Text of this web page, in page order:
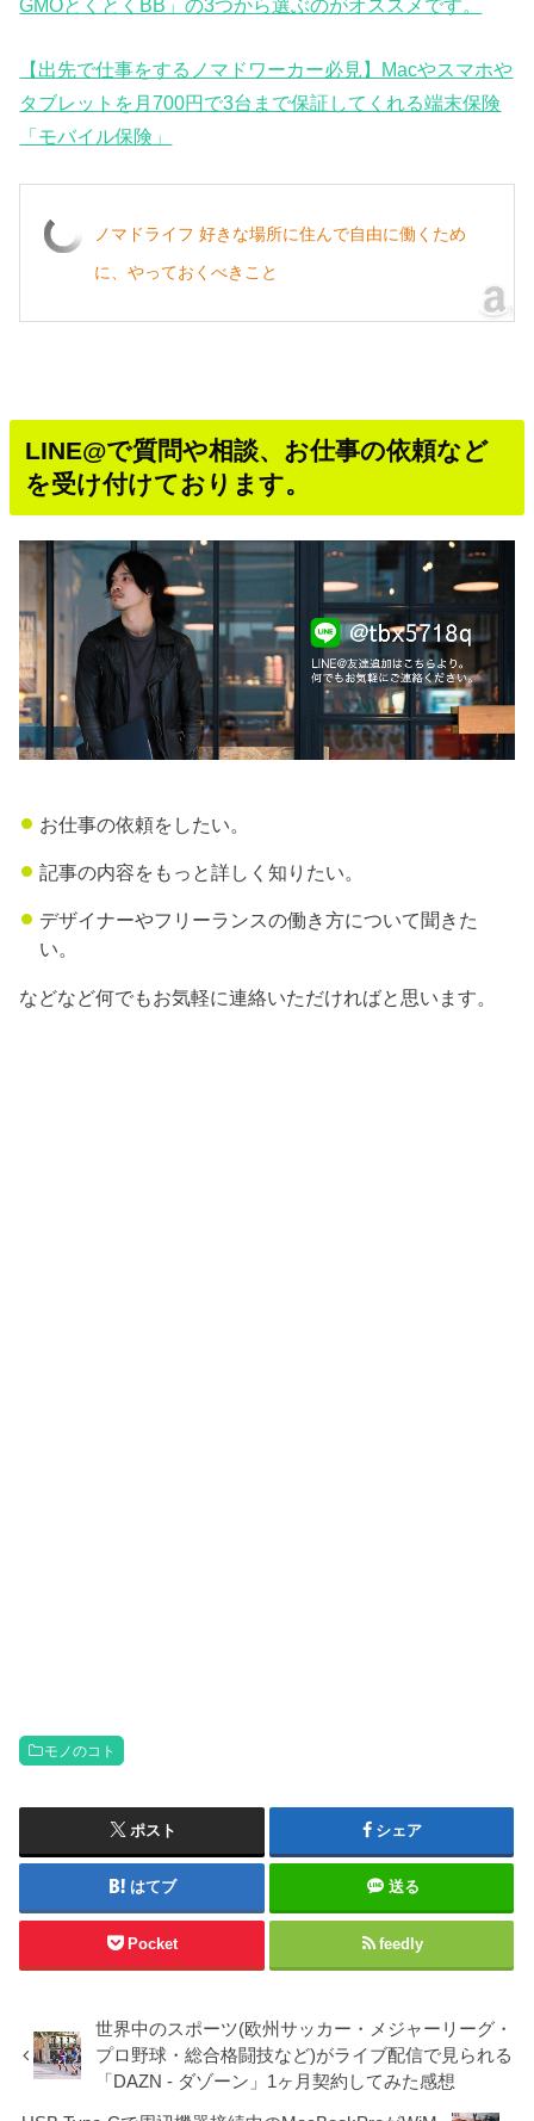
GMOとくとくBB」の3つから選ぶのがオススメです。
【出先で仕事をするノマドワーカー必見】Macやスマホや
タブレットを月700円で3台まで保証してくれる端末保険
「モバイル保険」
ノマドライフ 好きな場所に住んで自由に働くため
に、やっておくべきこと
LINE@で質問や相談、お仕事の依頼など
を受け付けております。
お仕事の依頼をしたい。
記事の内容をもっと詳しく知りたい。
デザイナーやフリーランスの働き方について聞きた
い。
などなど何でもお気軽に連絡いただければと思います。
モノのコト
ポスト シェア
はてブ 送る
Pocket feedly
世界中のスポーツ(欧州サッカー・メジャーリーグ・
プロ野球・総合格闘技など)がライブ配信で見られる
「DAZN - ダゾーン」1ヶ月契約してみた感想